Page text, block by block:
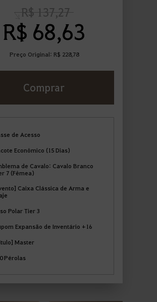
R$ 137,27
R$ 68,63
Preço Original: R$ 228,78
Comprar
de Acesso
Econômico (15 Dias)
de Cavalo: Cavalo Branco
7 (Fêmea)
Caixa Clássica de Arma e
Polar Tier 3
Expansão de Inventário +16
Master
Pérolas